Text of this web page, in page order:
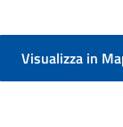
Visualizza in